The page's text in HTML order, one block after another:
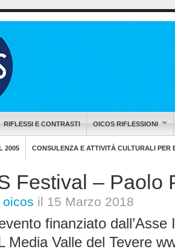
RIFLESSI E CONTRASTI OICOS RIFLESSIONI
2005 CONSULENZA E ATTIVITÀ CULTURALI PER
Festival – Paolo
oicos il 15 Marzo 2018
finanziato
Media Valle del Tevere